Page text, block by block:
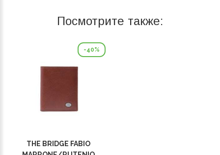
Посмотрите также:
-40%
THE BRIDGE FABIO